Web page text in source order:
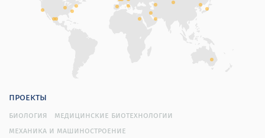
проекты
биология
медицинские биотехнологии
механика и машиностроение